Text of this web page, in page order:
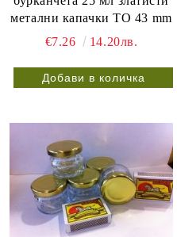
метални капачки TO 43 mm
€7.26
14.20лв.